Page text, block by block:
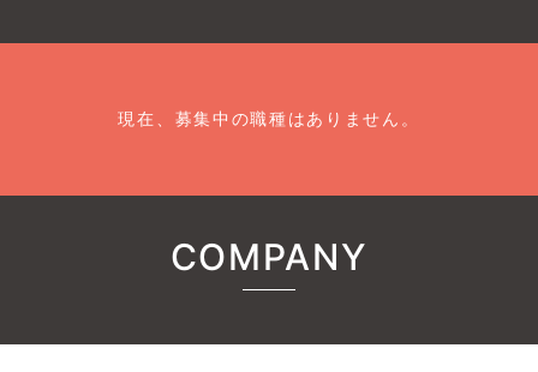
現在、募集中の職種はありません。
COMPANY